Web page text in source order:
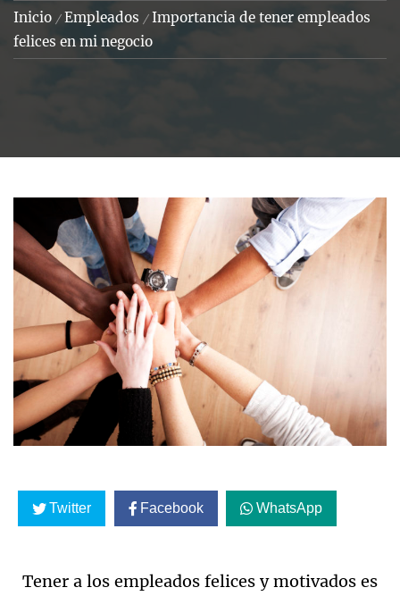
Inicio Empleados
Importancia de tener empleados
felices en mi negocio
Twitter Facebook WhatsApp
Tener a los empleados felices y motivados es